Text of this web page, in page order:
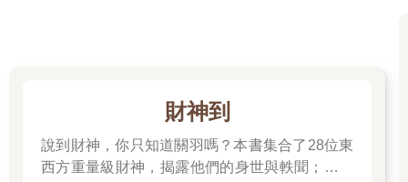
之地」，或合稱「四馬四生之地」。由於天馬星奔波勞碌，故此
（2）四敗之地：子、午、卯、酉四宮乃咸池、沐浴等桃花星所入
之宮，故稱「四敗之地」，或稱「桃花之地」。此四宮主惡，並
財神到
說到財神，你只知道關羽嗎？本書集合了28位東
西方重量級財神，揭露他們的身世與軼聞；也介